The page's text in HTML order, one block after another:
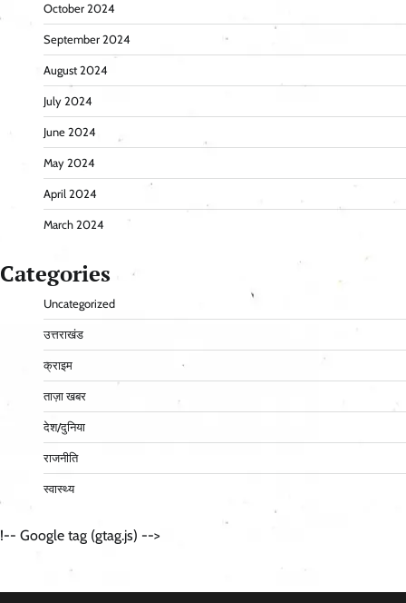
October 2024
September 2024
August 2024
July 2024
June 2024
May 2024
April 2024
March 2024
Categories
Uncategorized
उत्तराखंड
क्राइम
ताज़ा खबर
देश/दुनिया
राजनीति
स्वास्थ्य
!-- Google tag (gtag.js) -->